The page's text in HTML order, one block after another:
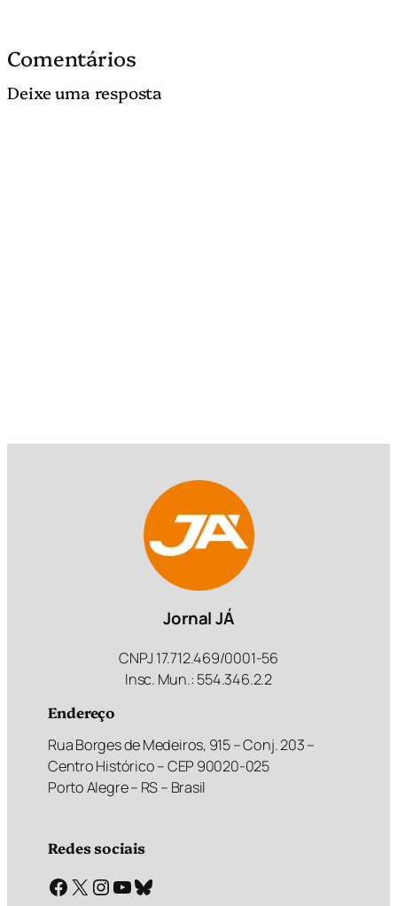
Comentários
Deixe uma resposta
Jornal JÁ
CNPJ 17.712.469/0001-56
Insc. Mun.: 554.346.2.2
Endereço
Rua Borges de Medeiros, 915 – Conj. 203 –
Centro Histórico – CEP 90020-025
Porto Alegre – RS – Brasil
Redes sociais
Facebook X Instagram Youtube Bluesky